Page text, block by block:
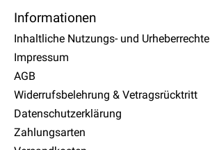
Informationen
Inhaltliche Nutzungs- und Urheberrechte
Impressum
AGB
Widerrufsbelehrung & Vetragsrücktritt
Datenschutzerklärung
Zahlungsarten